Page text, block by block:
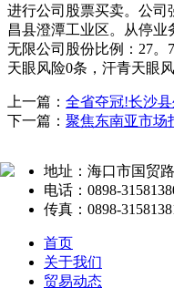
进行公司股票买卖。公司
昌县澄潭工业区。从停
无限公司股份比例：27。
天眼风险0条，汗青天眼
上一篇： 全省夺冠!长沙
下一篇： 聚焦东南亚市场
地址：海口市国贸
电话：0898-
传真：0898-
首页
关于我们
贸易动态